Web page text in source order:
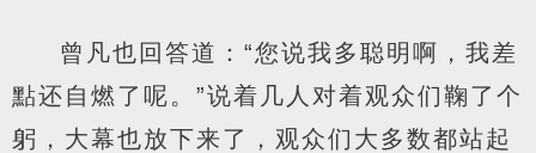
曾凡也回答道：“您说我多聪明啊，我差
點还自燃了呢。”说着几人对着观众们鞠了个
躬，大幕也放下来了，观众们大多数都站起